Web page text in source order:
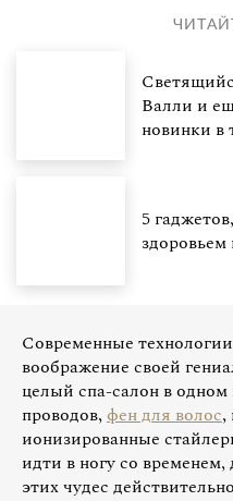
Валли и
новинки в
5
здоровьем
Современные
воображение своей
целый спа-салон в
проводов,фен для волос,
ионизированные
идти в ногу со временем,
этих чудес